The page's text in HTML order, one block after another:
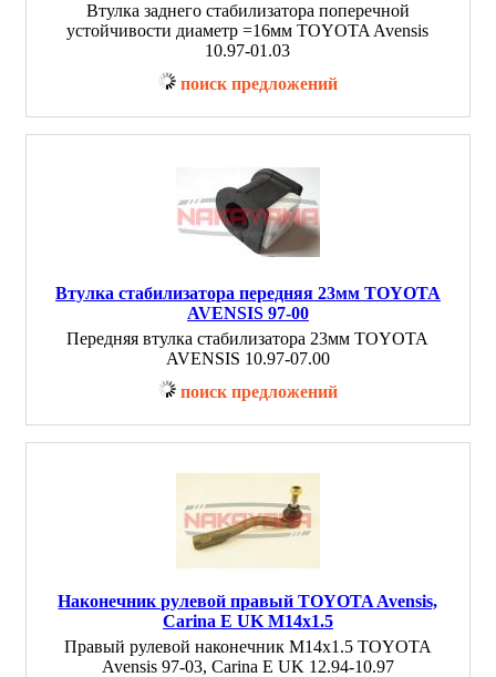
Втулка заднего стабилизатора поперечной
устойчивости диаметр =16мм TOYOTA Avensis
10.97-01.03
поиск предложений
Втулка стабилизатора передняя 23мм TOYOTA
AVENSIS 97-00
Передняя втулка стабилизатора 23мм TOYOTA
AVENSIS 10.97-07.00
поиск предложений
Наконечник рулевой правый TOYOTA Avensis,
Carina E UK M14x1.5
Правый рулевой наконечник M14x1.5 TOYOTA
Avensis 97-03, Carina E UK 12.94-10.97